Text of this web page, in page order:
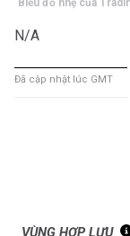
Biểu đồ nhẹ của
N/A
Đã cập nhật lúc GMT
VÙNG HỢP LƯU